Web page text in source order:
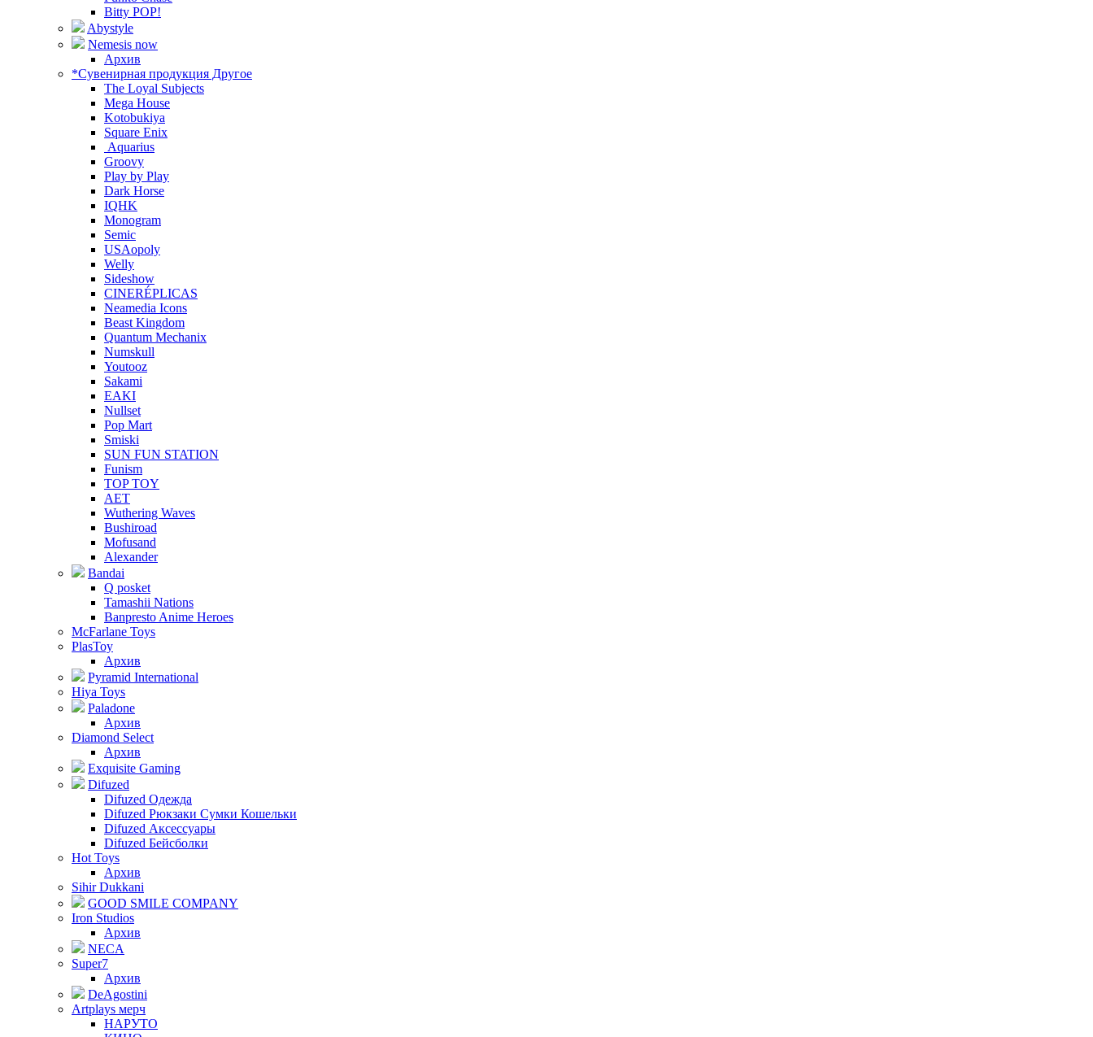
Bitty POP!
Abystyle
Nemesis now
Архив
*Сувенирная продукция Другое
The Loyal Subjects
Mega House
Kotobukiya
Square Enix
Aquarius
Groovy
Play by Play
Dark Horse
IQHK
Monogram
Semic
USAopoly
Welly
Sideshow
CINERÉPLICAS
Neamedia Icons
Beast Kingdom
Quantum Mechanix
Numskull
Youtooz
Sakami
EAKI
Nullset
Pop Mart
Smiski
SUN FUN STATION
Funism
TOP TOY
AET
Wuthering Waves
Bushiroad
Mofusand
Alexander
Bandai
Q posket
Tamashii Nations
Banpresto Anime Heroes
McFarlane Toys
PlasToy
Архив
Pyramid International
Hiya Toys
Paladone
Архив
Diamond Select
Архив
Exquisite Gaming
Difuzed
Difuzed Одежда
Difuzed Рюкзаки Сумки Кошельки
Difuzed Аксессуары
Difuzed Бейсболки
Hot Toys
Архив
Sihir Dukkani
GOOD SMILE COMPANY
Iron Studios
Архив
NECA
Super7
Архив
DeAgostini
Artplays мерч
НАРУТО